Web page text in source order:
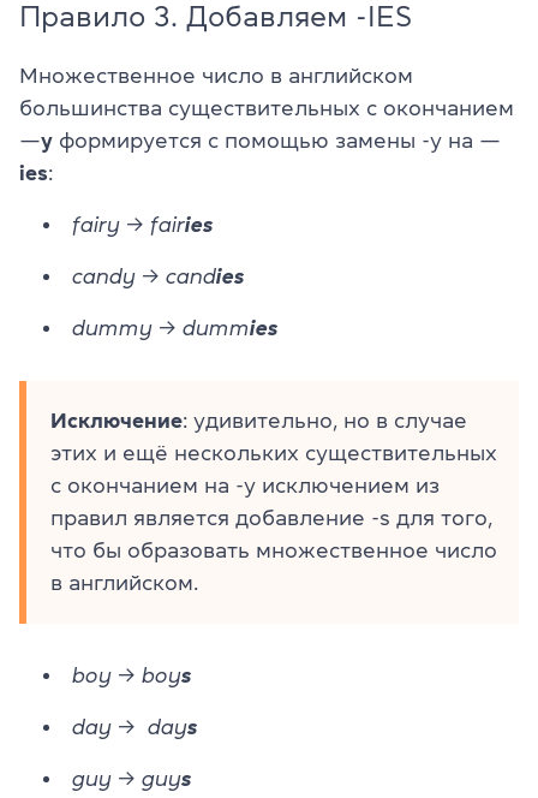
Правило 3. Добавляем -IES
Множественное число в английском
большинства существительных с окончанием
—y формируется с помощью замены -y на —
ies:
fairy → fairies
candy → candies
dummy → dummies
Исключение: удивительно, но в случае
этих и ещё нескольких существительных
с окончанием на -y исключением из
правил является добавление -s для того,
что бы образовать множественное число
в английском.
boy → boys
day → days
guy → guys